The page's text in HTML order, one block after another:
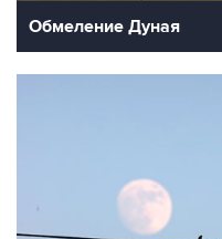
Обмеление Дуная